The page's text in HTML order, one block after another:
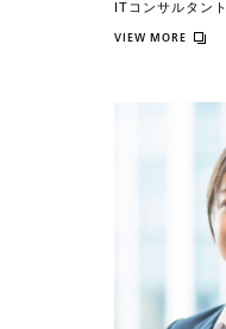
ITコンサルタント
VIEW MORE